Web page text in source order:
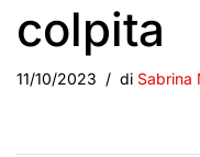
colpita
11/10/2023 di Sabrina